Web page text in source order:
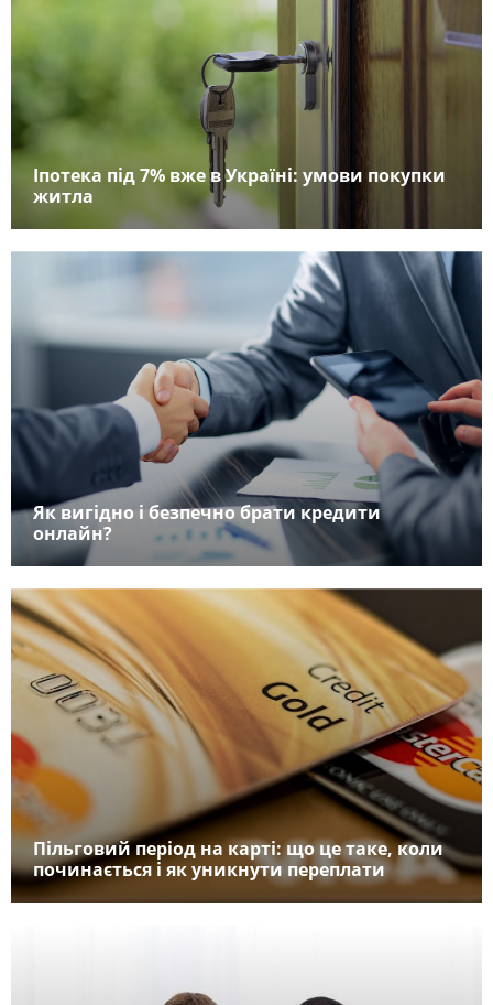
Іпотека під 7% вже в Україні: умови покупки
житла
Як вигідно і безпечно брати кредити
онлайн?
Пільговий період на карті: що це таке, коли
починається і як уникнути переплати